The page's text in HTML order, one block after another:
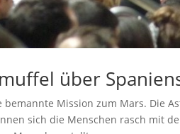
über
bemannte Mission zum Mars. Die
sich die Menschen rasch mit